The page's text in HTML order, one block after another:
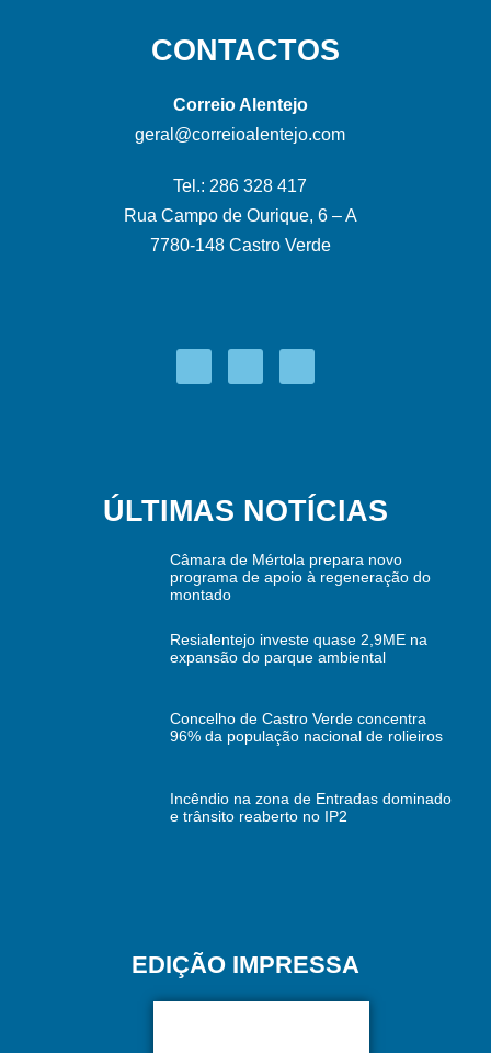
CONTACTOS
Correio Alentejo
geral@correioalentejo.com
Tel.: 286 328 417
Rua Campo de Ourique, 6 – A
7780-148 Castro Verde
ÚLTIMAS NOTÍCIAS
Câmara de Mértola prepara novo
programa de apoio à regeneração do
montado
Resialentejo investe quase 2,9ME na
expansão do parque ambiental
Concelho de Castro Verde concentra
96% da população nacional de rolieiros
Incêndio na zona de Entradas dominado
e trânsito reaberto no IP2
EDIÇÃO IMPRESSA